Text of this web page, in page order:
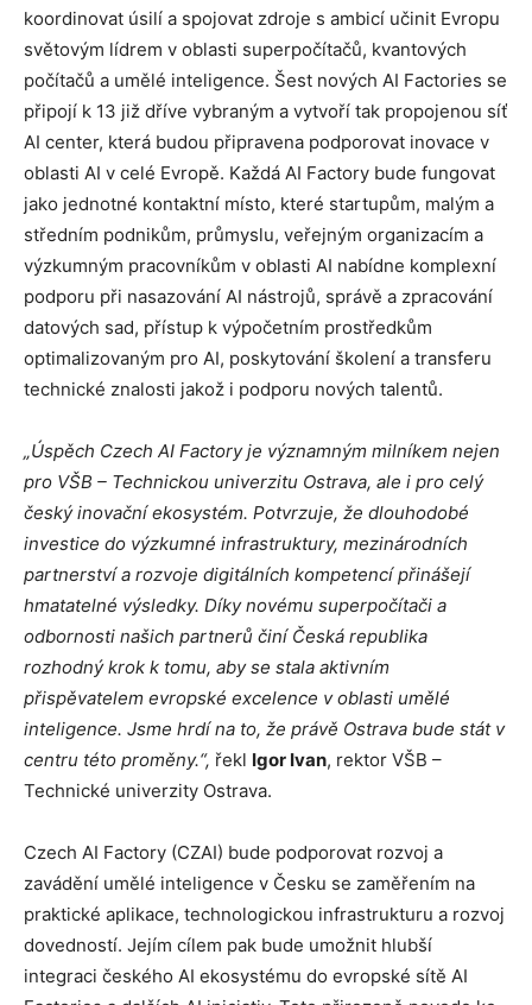
koordinovat úsilí a spojovat zdroje s ambicí učinit Evropu
světovým lídrem v oblasti superpočítačů, kvantových
počítačů a umělé inteligence. Šest nových AI Factories se
připojí k 13 již dříve vybraným a vytvoří tak propojenou síť
AI center, která budou připravena podporovat inovace v
oblasti AI v celé Evropě. Každá AI Factory bude fungovat
jako jednotné kontaktní místo, které startupům, malým a
středním podnikům, průmyslu, veřejným organizacím a
výzkumným pracovníkům v oblasti AI nabídne komplexní
podporu při nasazování AI nástrojů, správě a zpracování
datových sad, přístup k výpočetním prostředkům
optimalizovaným pro AI, poskytování školení a transferu
technické znalosti jakož i podporu nových talentů.
„Úspěch Czech AI Factory je významným milníkem nejen
pro VŠB – Technickou univerzitu Ostrava, ale i pro celý
český inovační ekosystém. Potvrzuje, že dlouhodobé
investice do výzkumné infrastruktury, mezinárodních
partnerství a rozvoje digitálních kompetencí přinášejí
hmatatelné výsledky. Díky novému superpočítači a
odbornosti našich partnerů činí Česká republika
rozhodný krok k tomu, aby se stala aktivním
přispěvatelem evropské excelence v oblasti umělé
inteligence. Jsme hrdí na to, že právě Ostrava bude stát v
centru této proměny.“, řekl Igor Ivan, rektor VŠB –
Technické univerzity Ostrava.
Czech AI Factory (CZAI) bude podporovat rozvoj a
zavádění umělé inteligence v Česku se zaměřením na
praktické aplikace, technologickou infrastrukturu a rozvoj
dovedností. Jejím cílem pak bude umožnit hlubší
integraci českého AI ekosystému do evropské sítě AI